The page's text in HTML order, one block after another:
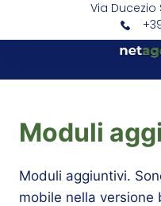
Via Ducezio
Moduli
Moduli aggiuntivi.
mobile nella versione